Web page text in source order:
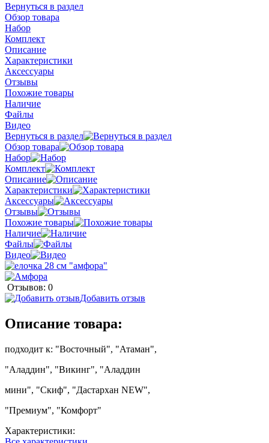
Вернуться в раздел
Обзор товара
Набор
Комплект
Описание
Характеристики
Аксессуары
Отзывы
Похожие товары
Наличие
Файлы
Видео
Вернуться в раздел
Обзор товара
Набор
Комплект
Описание
Характеристики
Аксессуары
Отзывы
Похожие товары
Наличие
Файлы
Видео
Отзывов: 0
Добавить отзыв
Описание товара:
подходит к: "Восточный", "Атаман",
"Аладдин", "Викинг", "Аладдин
мини", "Скиф", "Дастархан NEW",
"Премиум", "Комфорт"
Характеристики: